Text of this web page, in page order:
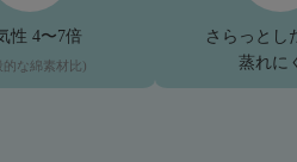
性 4〜7倍
的な綿素材比)
さらっとし
蒸れに